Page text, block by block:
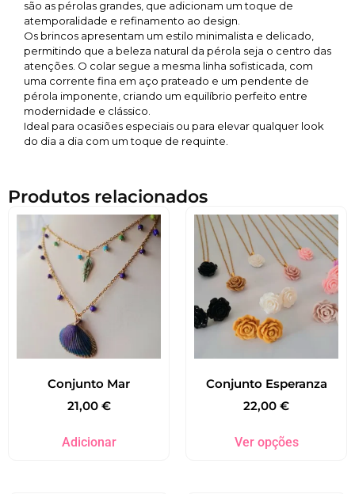
são as pérolas grandes, que adicionam um toque de
atemporalidade e refinamento ao design.
Os brincos apresentam um estilo minimalista e delicado,
permitindo que a beleza natural da pérola seja o centro das
atenções. O colar segue a mesma linha sofisticada, com
uma corrente fina em aço prateado e um pendente de
pérola imponente, criando um equilíbrio perfeito entre
modernidade e clássico.
Ideal para ocasiões especiais ou para elevar qualquer look
do dia a dia com um toque de requinte.
Produtos relacionados
Conjunto Mar
21,00 €
Adicionar
Conjunto Esperanza
22,00 €
Ver opções